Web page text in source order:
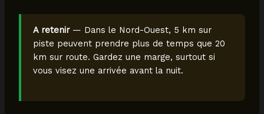
A retenir— Dans le Nord-Ouest, 5 km sur
piste peuvent prendre plus de temps que 20
km sur route. Gardez une marge, surtout si
vous visez une arrivée avant la nuit.